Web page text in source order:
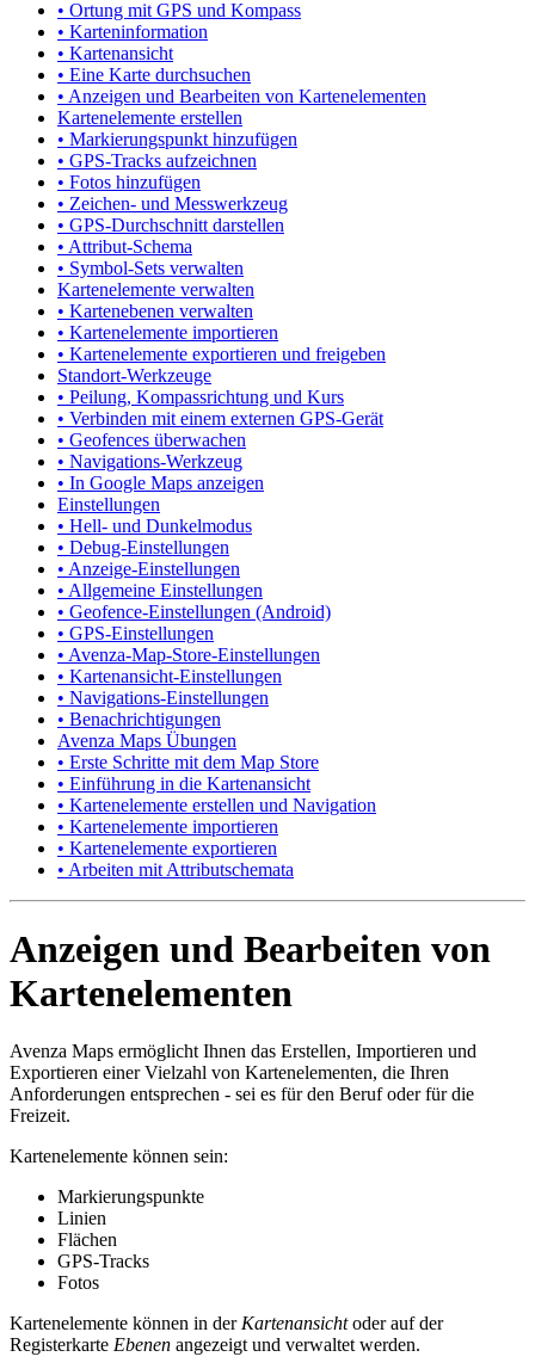
• Ortung mit GPS und Kompass
• Karteninformation
• Kartenansicht
• Eine Karte durchsuchen
• Anzeigen und Bearbeiten von Kartenelementen
Kartenelemente erstellen
• Markierungspunkt hinzufügen
• GPS-Tracks aufzeichnen
• Fotos hinzufügen
• Zeichen- und Messwerkzeug
• GPS-Durchschnitt darstellen
• Attribut-Schema
• Symbol-Sets verwalten
Kartenelemente verwalten
• Kartenebenen verwalten
• Kartenelemente importieren
• Kartenelemente exportieren und freigeben
Standort-Werkzeuge
• Peilung, Kompassrichtung und Kurs
• Verbinden mit einem externen GPS-Gerät
• Geofences überwachen
• Navigations-Werkzeug
• In Google Maps anzeigen
Einstellungen
• Hell- und Dunkelmodus
• Debug-Einstellungen
• Anzeige-Einstellungen
• Allgemeine Einstellungen
• Geofence-Einstellungen (Android)
• GPS-Einstellungen
• Avenza-Map-Store-Einstellungen
• Kartenansicht-Einstellungen
• Navigations-Einstellungen
• Benachrichtigungen
Avenza Maps Übungen
• Erste Schritte mit dem Map Store
• Einführung in die Kartenansicht
• Kartenelemente erstellen und Navigation
• Kartenelemente importieren
• Kartenelemente exportieren
• Arbeiten mit Attributschemata
Anzeigen und Bearbeiten von
Kartenelementen
Avenza Maps ermöglicht Ihnen das Erstellen, Importieren und
Exportieren einer Vielzahl von Kartenelementen, die Ihren
Anforderungen entsprechen - sei es für den Beruf oder für die
Freizeit.
Kartenelemente können sein:
Markierungspunkte
Linien
Flächen
GPS-Tracks
Fotos
Kartenelemente können in derKartenansichtoder auf der
Registerkarte Ebenen angezeigt und verwaltet werden.